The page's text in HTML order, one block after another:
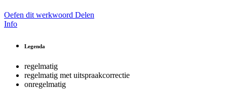
Oefen dit werkwoord Delen
Info
Legenda
regelmatig
regelmatig met uitspraakcorrectie
onregelmatig